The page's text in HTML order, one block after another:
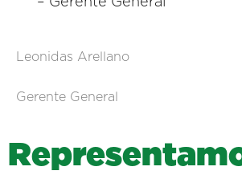
Leonidas Arellano
Gerente General
Representam